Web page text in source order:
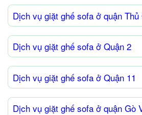
Dịch vụ giặt ghế sofa ở quận
Dịch vụ giặt ghế sofa ở Quận 2
Dịch vụ giặt ghế sofa ở Quận 11
Dịch vụ giặt ghế sofa ở quận Gò